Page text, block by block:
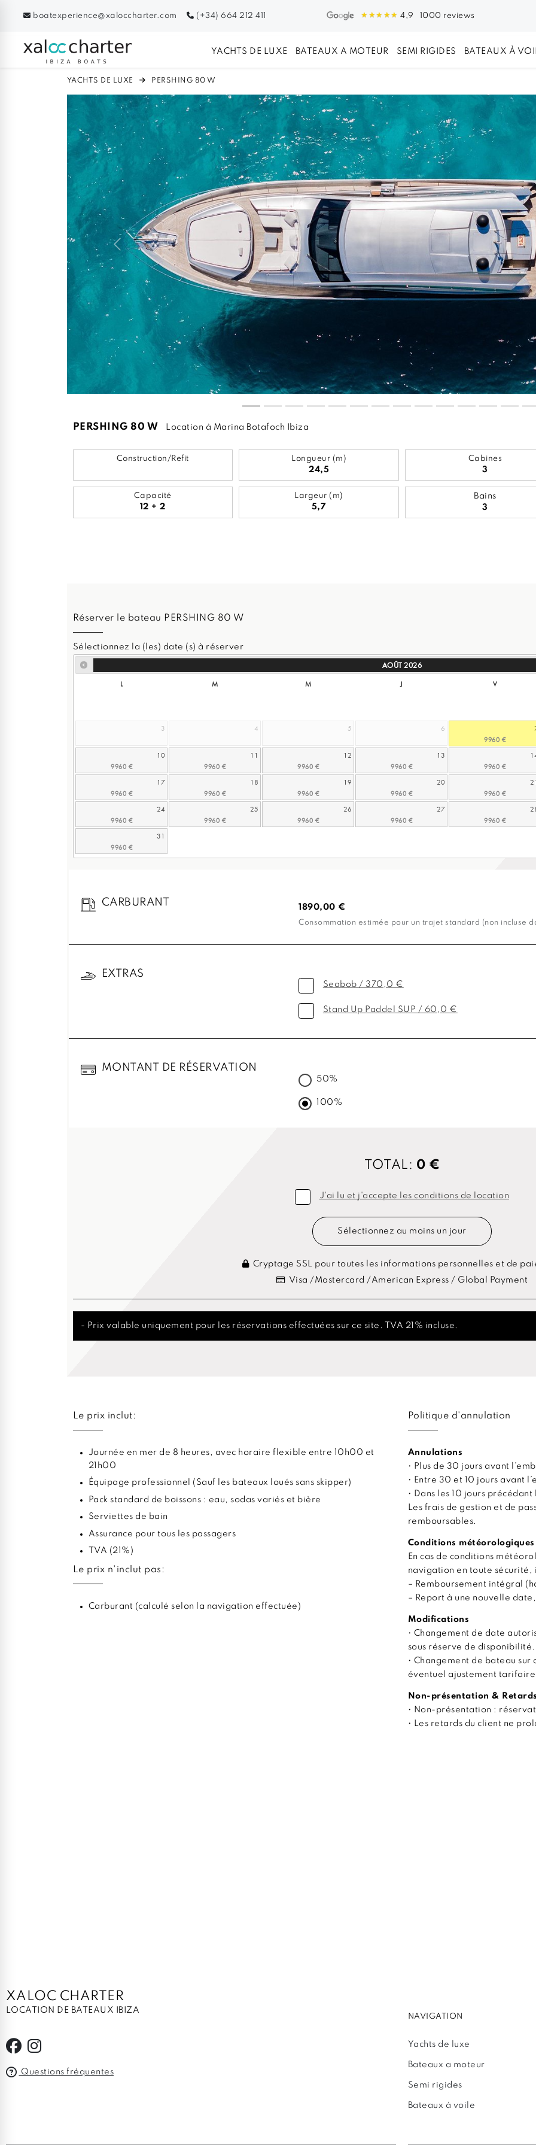
boatexperience@xaloccharter.com (+34) 664 212 411 4,9 1000 reviews
YACHTS DE LUXE BATEAUX A MOTEUR SEMI RIGIDES BATEAUX À
YACHTS DE LUXE PERSHING 80 W
Previous
PERSHING 80 W Location à Marina Botafoch Ibiza
Construction/Refit Longueur (m)
24,5
Cabines
3
Capacité
12 + 2
Largeur (m)
5,7
Bains
3
Réserver le bateau PERSHING 80 W
Sélectionnez la (les) date (s) à réserver
AOÛT 2026
L M M J V
3 4 5 6
10 11 12 13
17 18 19 20 21
24 25 26 27
31
CARBURANT 1890,00 €
Consommation estimée pour un trajet standard (non incluse
EXTRAS
Seabob / 370,0 €
Stand Up Paddel SUP / 60,0 €
MONTANT DE RÉSERVATION
50%
100%
TOTAL: 0 €
J'ai lu et j'accepte les conditions de location
Sélectionnez au moins un jour
Cryptage SSL pour toutes les informations personnelles et de
Visa /Mastercard /American Express / Global Payment
- Prix valable uniquement pour les réservations effectuées sur ce site. TVA 21% incluse.
Le prix inclut:
Journée en mer de 8 heures, avec horaire flexible entre 10h00 et
21h00
Équipage professionnel (Sauf les bateaux loués sans skipper)
Pack standard de boissons : eau, sodas variés et bière
Serviettes de bain
Assurance pour tous les passagers
TVA (21%)
Le prix n'inclut pas:
Carburant (calculé selon la navigation effectuée)
Politique d'annulation
Annulations
• Plus de 30 jours avant
• Entre 30 et 10 jours avant
• Dans les 10 jours
Les frais de gestion et de
remboursables.
Conditions météorologiques
En cas de conditions
navigation en toute sécurité,
– Remboursement intégral
– Report à une nouvelle
Modifications
• Changement de date
sous réserve de disponibilité.
• Changement de bateau
éventuel ajustement tarifaire.
Non-présentation & Retards
• Non-présentation :
• Les retards du client ne
XALOC CHARTER
LOCATION DE BATEAUX IBIZA
Questions fréquentes
NAVIGATION
Yachts de luxe
Bateaux a moteur
Semi rigides
Bateaux à voile